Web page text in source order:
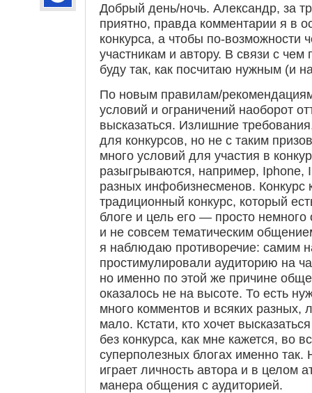
Добрый день/ночь. Александр, за
приятно, правда комментарии я в
конкурса, а чтобы по-возможности
участникам и автору. В связи с
буду так, как посчитаю нужным (и
По новым правилам/
условий и ограничений наоборот
высказаться. Излишние
для конкурсов, но не с таким
много условий для участия в
разыгрываются, например, Iphone,
разных инфобизнесменов.
традиционный конкурс, который
блоге и цель его — просто немного
и не совсем тематическим
я наблюдаю противоречие: самим
простимулировали аудиторию на
но именно по этой же причине
оказалось не на высоте. То есть
много комментов и всяких разных,
мало. Кстати, кто хочет
без конкурса, как мне кажется, во
суперполезных блогах именно
играет личность автора и в целом
манера общения с аудиторией.